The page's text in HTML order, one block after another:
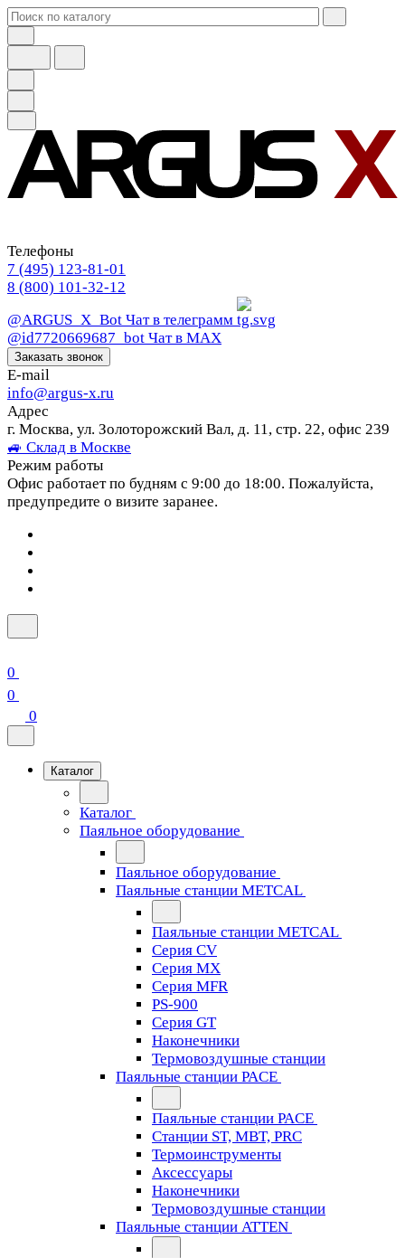
Телефоны
7 (495) 123-81-01
8 (800) 101-32-12
@ARGUS_X_Bot Чат в телеграмм
@id7720669687_bot Чат в МАХ
Заказать звонок
E-mail
info@argus-x.ru
Адрес
г. Москва, ул. Золоторожский Вал, д. 11, стр. 22, офис 239
🚙 Склад в Москве
Режим работы
Офис работает по будням с 9:00 до 18:00. Пожалуйста,
предупредите о визите заранее.
0
0
0
Каталог
Каталог
Паяльное оборудование
Паяльное оборудование
Паяльные станции METCAL
Паяльные станции METCAL
Серия CV
Серия MX
Серия MFR
PS-900
Серия GT
Наконечники
Термовоздушные станции
Паяльные станции PACE
Паяльные станции PACE
Станции ST, MBT, PRC
Термоинструменты
Аксессуары
Наконечники
Термовоздушные станции
Паяльные станции ATTEN